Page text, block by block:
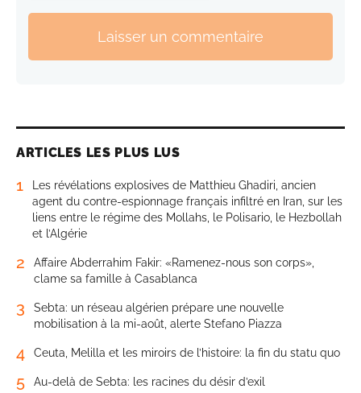
Laisser un commentaire
ARTICLES LES PLUS LUS
1
Les révélations explosives de Matthieu Ghadiri, ancien
agent du contre-espionnage français infiltré en Iran, sur les
liens entre le régime des Mollahs, le Polisario, le Hezbollah
et l’Algérie
2
Affaire Abderrahim Fakir: «Ramenez-nous son corps»,
clame sa famille à Casablanca
3
Sebta: un réseau algérien prépare une nouvelle
mobilisation à la mi-août, alerte Stefano Piazza
4 Ceuta, Melilla et les miroirs de l’histoire: la fin du statu quo
5 Au-delà de Sebta: les racines du désir d’exil